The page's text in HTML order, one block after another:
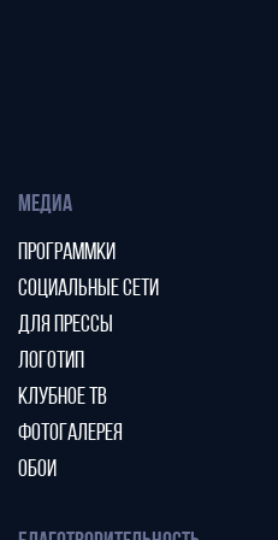
МЕДИА
ПРОГРАММКИ
СОЦИАЛЬНЫЕ СЕТИ
ДЛЯ ПРЕССЫ
ЛОГОТИП
КЛУБНОЕ ТВ
ФОТОГАЛЕРЕЯ
ОБОИ